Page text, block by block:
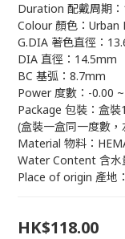
Duration 配戴周期
Colour 顏色：Urban
G.DIA 著色直徑：
DIA 直徑：14.5mm
BC 基弧：8.7mm
Power 度數：-0.00
Package 包裝：盒裝
(盒裝一盒同一度數
Material 物料：
Water Content 含水
Place of origin 產地：
HK$118.00